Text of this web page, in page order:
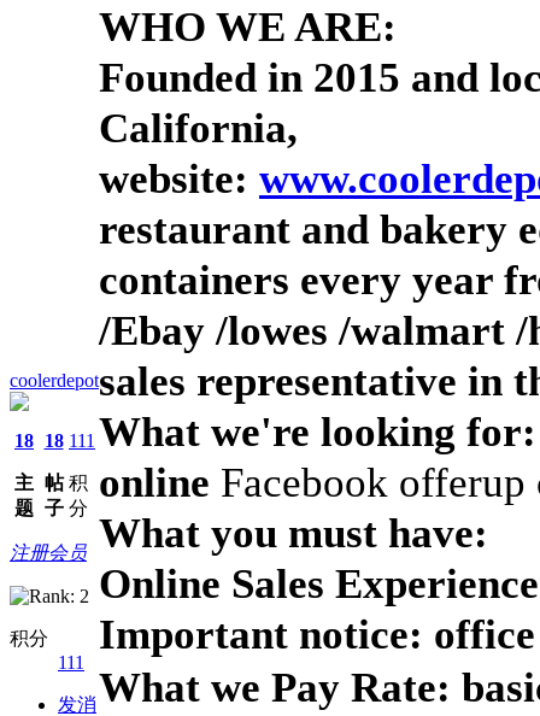
coolerdepot
18
主
题
18
帖
子
111
积
分
注册会员
积分
111
发消
WHO WE ARE:
Founded in 2015 and
California,
website:
restaurant and bakery
containers every year
/Ebay /lowes /walmart /
sales representative in
What we're looking for:
online Facebook offerup
What you must have:
Online Sales Experience
Important notice:
What we Pay Rate: